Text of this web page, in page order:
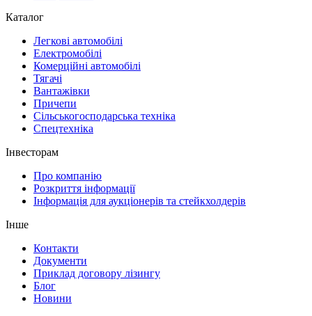
Каталог
Легкові автомобілі
Електромобілі
Комерційні автомобілі
Тягачі
Вантажівки
Причепи
Сільськогосподарська техніка
Спецтехніка
Інвесторам
Про компанію
Розкриття інформації
Інформація для аукціонерів та стейкхолдерів
Інше
Контакти
Документи
Приклад договору лізингу
Блог
Новини